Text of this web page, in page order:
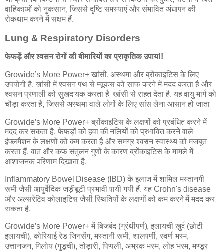
वाहिकाओं को नुकसान, जिससे दृष्टि समस्याएं और संभावित अंधापन की
रोकथाम करने में सक्षम हैं.
Lung & Respiratory Disorders
फेफड़ें और श्वसन रोगों की बीमारियों का प्राकृतिक उपाय!!
Growide’s More Power+ खांसी, अस्थमा और ब्रोंकाइटिस के लिए
उपयोगी है. खांसी में श्वसन पथ से म्यूकस को साफ करने में मदद करता है और
श्वसन प्रणाली को सुखदायक करता है, खांसी से राहत देता है. यह वायु मार्ग को
चौड़ा करता है, जिससे अस्थमा वाले लोगों के लिए सांस लेना आसान हो जाता
Growide’s More Power+ ब्रोंकाइटिस के लक्षणों को प्रबंधित करने में
मदद कर सकता है, फेफड़ों को हवा की नलियों को प्रभावित करने वाले
इंफ्लमैशन के लक्षणों को कम करता है और समग्र श्वसन स्वास्थ्य को मजबूत
करता हैं. वात और कफ संतुलन गुणों के कारण ब्रोंकाइटिस के मामले में
आशाजनक परिणाम दिखाता है.
Inflammatory Bowel Disease (IBD) के इलाज में शामिल मस्तानगी
रूमी जैसी आयुर्वेदिक जड़ीबूटी प्रभावी पायी गयी हैं. यह Crohn's disease
और अल्सरेटिव कोलाइटिस जैसी स्थितियों के लक्षणों को कम करने में मदद कर
सकता है.
Growide’s More Power+ में बिजबंद (ग्रंथीपर्ण), इलायची खुर्द (छोटी
इलायची), कोरियाई रेड जिनसेंग, मस्तानी रूमी, शालपर्णी, स्वर्ण भस्म,
उत्तानजन, गिलोय (गुडूची), तोड़ारी, पिप्पली, अभ्रक भस्म, लोह भस्म, मण्डूर